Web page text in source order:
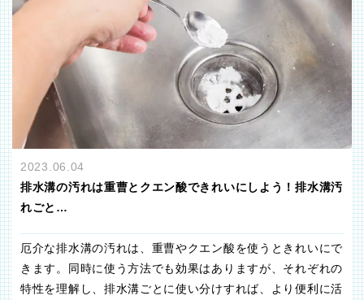
2023.06.04
排水溝の汚れは重曹とクエン酸できれいにしよう！排水溝汚
れごと…
厄介な排水溝の汚れは、重曹やクエン酸を使うときれいにで
きます。同時に使う方法でも効果はありますが、それぞれの
特性を理解し、排水溝ごとに使い分けすれば、より便利に活